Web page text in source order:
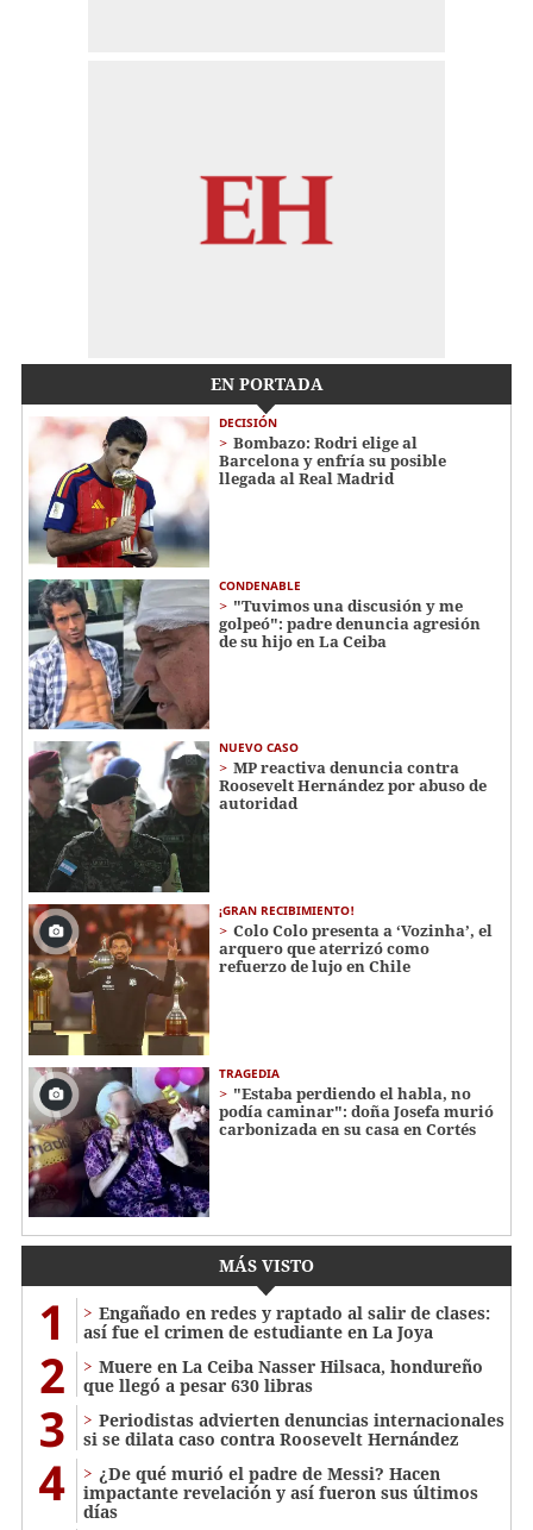
EN PORTADA
DECISIÓN
Bombazo: Rodri elige al
Barcelona y enfría su posible
llegada al Real Madrid
CONDENABLE
"Tuvimos una discusión y me
golpeó": padre denuncia agresión
de su hijo en La Ceiba
NUEVO CASO
MP reactiva denuncia contra
Roosevelt Hernández por abuso de
autoridad
¡GRAN RECIBIMIENTO!
Colo Colo presenta a ‘Vozinha’, el
arquero que aterrizó como
refuerzo de lujo en Chile
TRAGEDIA
"Estaba perdiendo el habla, no
podía caminar": doña Josefa murió
carbonizada en su casa en Cortés
MÁS VISTO
1
Engañado en redes y raptado al salir de clases:
así fue el crimen de estudiante en La Joya
2
Muere en La Ceiba Nasser Hilsaca, hondureño
que llegó a pesar 630 libras
3
Periodistas advierten denuncias internacionales
si se dilata caso contra Roosevelt Hernández
4
¿De qué murió el padre de Messi? Hacen
impactante revelación y así fueron sus últimos
días